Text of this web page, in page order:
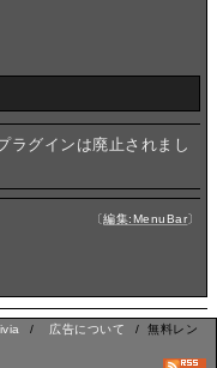
グインは廃止されまし
〔編集:MenuBar〕
/ 広告について
/ 無料レン